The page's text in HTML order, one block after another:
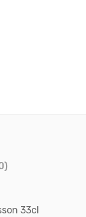
33cl